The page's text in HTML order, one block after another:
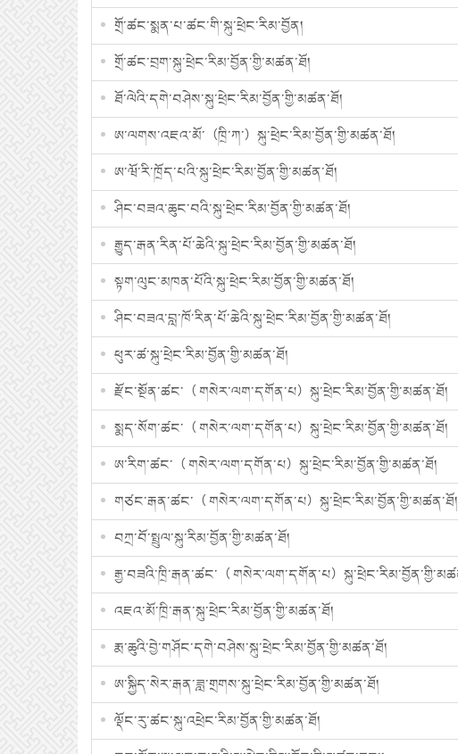
གྲོ་ཚང་སྨན་པ་ཚང་གི་སྐུ་ཕྲེང་རིམ་བྱོན།
གྲོ་ཚང་བྲག་སྐུ་ཕྲེང་རིམ་བྱོན་གྱི་མཚན་ཐོ།
ཐོ་ལེའི་དགེ་བཤེས་སྐུ་ཕྲེང་རིམ་བྱོན་གྱི་མཚན་ཐོ།
ཨ་ལགས་འཇའ་མོ་（ཁྲི་ཀ་）སྐུ་ཕྲེང་རིམ་བྱོན་གྱི་མཚན་ཐོ།
ཨ་ཝོ་རི་ཁྲོད་པའི་སྐུ་ཕྲེང་རིམ་བྱོན་གྱི་མཚན་ཐོ།
ཤིང་བཟའ་ཆུང་བའི་སྐུ་ཕྲེང་རིམ་བྱོན་གྱི་མཚན་ཐོ།
རྒྱུད་རྒན་རིན་པོ་ཆེའི་སྐུ་ཕྲེང་རིམ་བྱོན་གྱི་མཚན་ཐོ།
སྟག་ལུང་མཁན་པོའི་སྐུ་ཕྲེང་རིམ་བྱོན་གྱི་མཚན་ཐོ།
ཤིང་བཟའ་བླ་ཁོ་རིན་པོ་ཆེའི་སྐུ་ཕྲེང་རིམ་བྱོན་གྱི་མཚན་ཐོ།
ཕུར་ཚ་སྐུ་ཕྲེང་རིམ་བྱོན་གྱི་མཚན་ཐོ།
རྫོང་སྔོན་ཚང་（ གསེར་ལག་དགོན་པ）སྐུ་ཕྲེང་རིམ་བྱོན་གྱི་མཚན་ཐོ།
སྨད་སོག་ཚང་（ གསེར་ལག་དགོན་པ）སྐུ་ཕྲེང་རིམ་བྱོན་གྱི་མཚན་ཐོ།
ཨ་རིག་ཚང་（ གསེར་ལག་དགོན་པ）སྐུ་ཕྲེང་རིམ་བྱོན་གྱི་མཚན་ཐོ།
གཙང་རྒན་ཚང་（ གསེར་ལག་དགོན་པ）སྐུ་ཕྲེང་རིམ་བྱོན་གྱི་མཚན་ཐོ།
བཀྲ་བོ་སྤྲུལ་སྐུ་རིམ་བྱོན་གྱི་མཚན་ཐོ།
རྒྱ་བཟའི་ཁྲི་རྒན་ཚང་（ གསེར་ལག་དགོན་པ）
འཇའ་མོ་ཁྲི་རྒན་སྐུ་ཕྲེང་རིམ་བྱོན་གྱི་མཚན་ཐོ།
རྨ་ཆུའི་བྱེ་གཤོང་དགེ་བཤེས་སྐུ་ཕྲེང་རིམ་བྱོན་གྱི་མཚན་ཐོ།
ཨ་སྐྱིད་སེར་རྒན་ཟླ་གྲགས་སྐུ་ཕྲེང་རིམ་བྱོན་གྱི་མཚན་ཐོ།
ལྡོང་རུ་ཚང་སྐུ་འཕྲེང་རིམ་བྱོན་གྱི་མཚན་ཐོ།